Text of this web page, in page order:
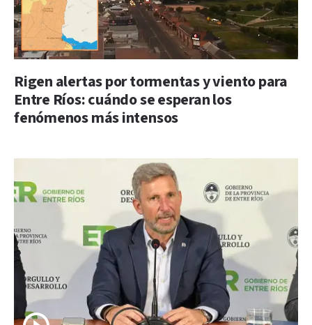
Rigen alertas por tormentas y viento para
Entre Ríos: cuándo se esperan los
fenómenos más intensos